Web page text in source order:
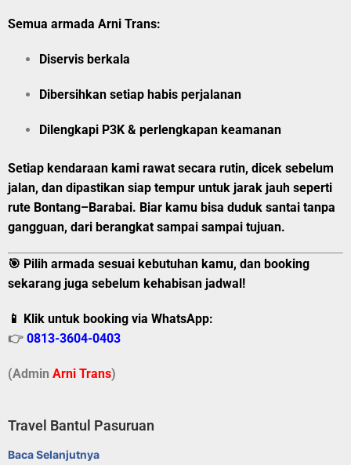
Semua armada Arni Trans:
Diservis berkala
Dibersihkan setiap habis perjalanan
Dilengkapi P3K & perlengkapan keamanan
Setiap kendaraan kami rawat secara rutin, dicek sebelum
jalan, dan dipastikan siap tempur untuk jarak jauh seperti
rute Bontang–Barabai. Biar kamu bisa duduk santai tanpa
gangguan, dari berangkat sampai sampai tujuan.
🎯 Pilih armada sesuai kebutuhan kamu, dan booking
sekarang juga sebelum kehabisan jadwal!
📱 Klik untuk booking via WhatsApp:
👉 0813-3604-0403
(Admin Arni Trans)
Travel Bantul Pasuruan
Baca Selanjutnya